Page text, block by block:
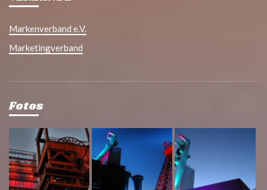
Markenverband e.V.
Marketingverband
Fotos